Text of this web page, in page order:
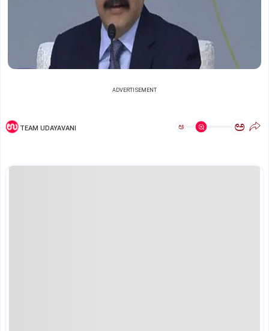
ADVERTISEMENT
TEAM UDAYAVANI ಅ ಅ